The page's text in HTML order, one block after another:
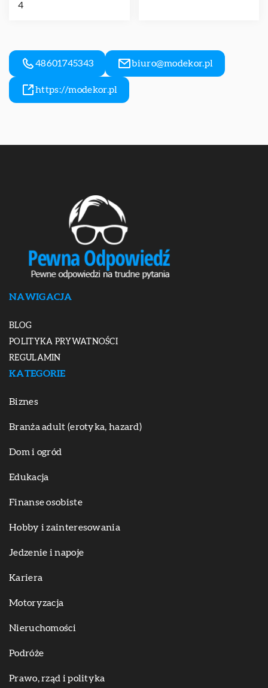
4
48601745343 biuro@modekor.pl
https://modekor.pl
NAWIGACJA
BLOG
POLITYKA PRYWATNOŚCI
REGULAMIN
KATEGORIE
Biznes
Branża adult (erotyka, hazard)
Dom i ogród
Edukacja
Finanse osobiste
Hobby i zainteresowania
Jedzenie i napoje
Kariera
Motoryzacja
Nieruchomości
Podróże
Prawo, rząd i polityka